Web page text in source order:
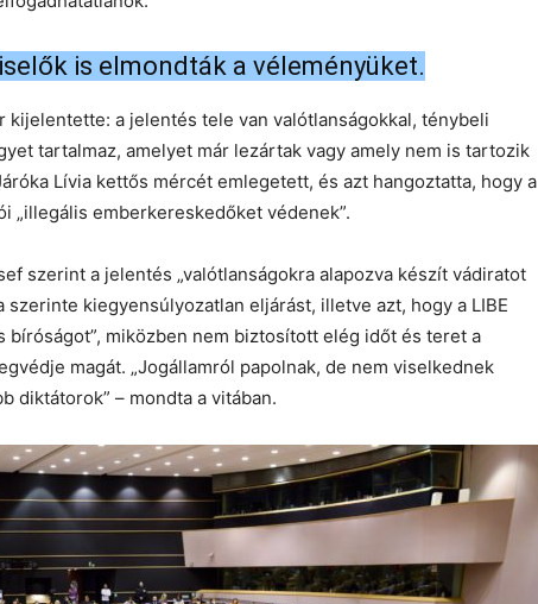
is elmondták a véleményüket.
kijelentette: a jelentés tele van valótlanságokkal, ténybeli
tartalmaz, amelyet már lezártak vagy amely nem is tartozik
Lívia kettős mércét emlegetett, és azt hangoztatta, hogy a
„illegális emberkereskedőket védenek”.
szerint a jelentés „valótlanságokra alapozva készít vádiratot
szerinte kiegyensúlyozatlan eljárást, illetve azt, hogy a LIBE
bíróságot”, miközben nem biztosított elég időt és teret a
magát. „Jogállamról papolnak, de nem viselkednek
diktátorok” – mondta a vitában.